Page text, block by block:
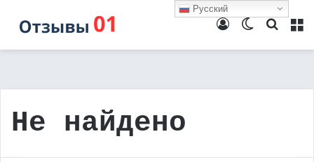
Поиск
Switch
Войти
Не найдено
Русский